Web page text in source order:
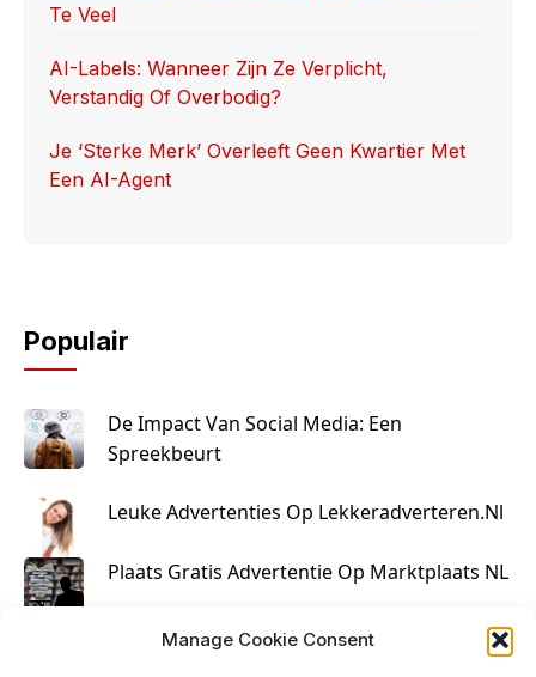
Manage Cookie Consent
Te Veel
AI-Labels: Wanneer Zijn Ze Verplicht,
Verstandig Of Overbodig?
Je ‘sterke Merk’ Overleeft Geen Kwartier Met
Een AI-Agent
Populair
De Impact Van Social Media: Een
Spreekbeurt
Leuke Advertenties Op Lekkeradverteren.nl
Plaats Gratis Advertentie Op Marktplaats NL
Kruisbestuiving Voor Succesvolle Marketing